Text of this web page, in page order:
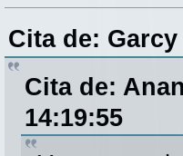
Cita de:
Cita de:
14:19:55